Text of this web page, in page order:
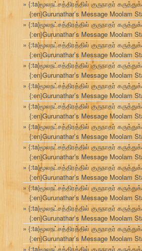
{:ta}மூலநட்சத்திரத்தில் குருநாதர்
{:en}Gurunathar’s Message Moolam
{:ta}மூலநட்சத்திரத்தில் குருநாதர்
{:en}Gurunathar’s Message Moolam
{:ta}மூலநட்சத்திரத்தில் குருநாதர்
{:en}Gurunathar’s Message Moolam
{:ta}மூலநட்சத்திரத்தில் குருநாதர்
{:en}Gurunathar’s Message Moolam
{:ta}மூலநட்சத்திரத்தில் குருநாதர்
{:en}Gurunathar’s Message Moolam
{:ta}மூலநட்சத்திரத்தில் குருநாதர்
{:en}Gurunathar’s Message Moolam
{:ta}மூலநட்சத்திரத்தில் குருநாதர்
{:en}Gurunathar’s Message Moolam
{:ta}மூலநட்சத்திரத்தில் குருநாதர்
{:en}Gurunathar’s Message Moolam
{:ta}மூலநட்சத்திரத்தில் குருநாதர்
{:en}Gurunathar’s Message Moolam
{:ta}மூலநட்சத்திரத்தில் குருநாதர்
{:en}Gurunathar’s Message Moolam
{:ta}மூலநட்சத்திரத்தில் குருநாதர்
{:en}Gurunathar’s Message Moolam
{:ta}மூலநட்சத்திரத்தில் குருநாதர்
{:en}Gurunathar’s Message Moolam
{:ta}மூலநட்சத்திரத்தில் குருநாதர்